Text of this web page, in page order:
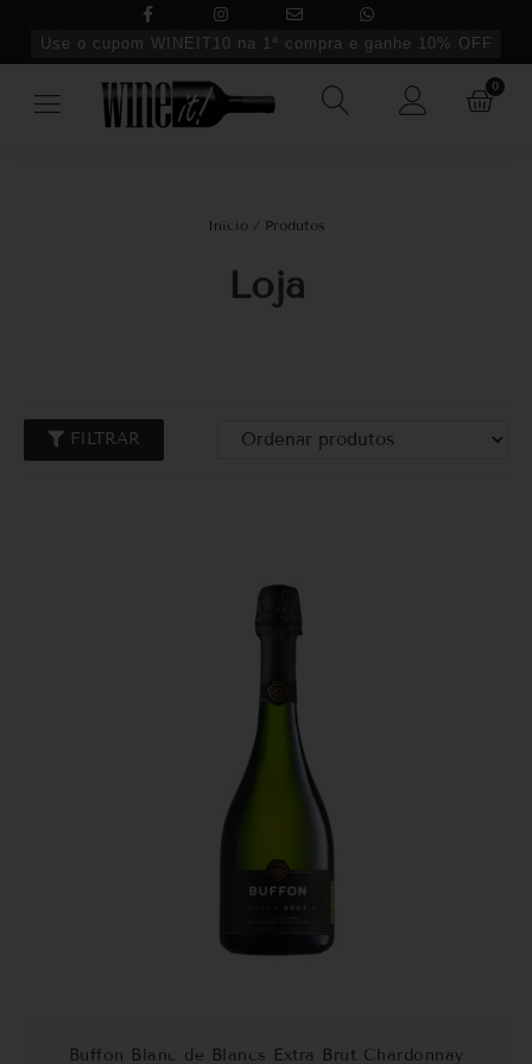
Use o cupom WINEIT10 na 1ª compra e ganhe 10% OFF
0
Início/ Produtos
Loja
FILTRAR
Buffon Blanc de Blancs Extra Brut Chardonnay